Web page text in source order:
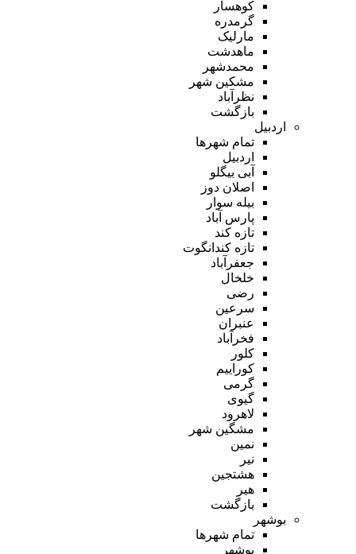
کوهسار
گرمدره
مارلیک
ماهدشت
محمدشهر
مشکین شهر
نظرآباد
بازگشت
اردبیل
تمام شهر‌ها
اردبیل
آبی بیگلو
اصلان دوز
بیله سوار
پارس آباد
تازه کند
تازه کندانگوت
جعفرآباد
خلخال
رضی
سرعین
عنبران
فخرآباد
کلور
کوراییم
گرمی
گیوی
لاهرود
مشگین شهر
نمین
نیر
هشتجین
هیر
بازگشت
بوشهر
تمام شهر‌ها
بوشهر